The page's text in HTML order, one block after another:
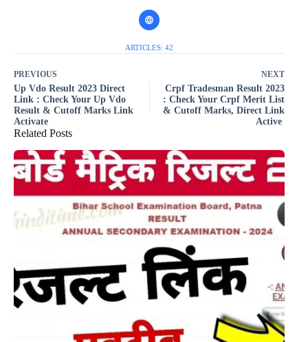
ARTICLES: 42
PREVIOUS
Up Vdo Result 2023 Direct
Link : Check Your Up Vdo
Result & Cutoff Marks Link
Activate
NEXT
Crpf Tradesman Result 2023
: Check Your Crpf Merit List
& Cutoff Marks, Direct Link
Active
Related Posts